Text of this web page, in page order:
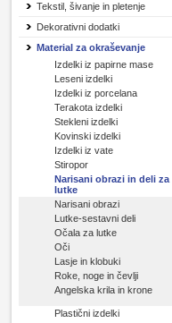
Tekstil, šivanje in pletenje
Dekorativni dodatki
Material za okraševanje
Izdelki iz papirne mase
Leseni izdelki
Izdelki iz porcelana
Terakota izdelki
Stekleni izdelki
Kovinski izdelki
Izdelki iz vate
Stiropor
Narisani obrazi in deli za
lutke
Narisani obrazi
Lutke-sestavni deli
Očala za lutke
Oči
Lasje in klobuki
Roke, noge in čevlji
Angelska krila in krone
Plastični izdelki